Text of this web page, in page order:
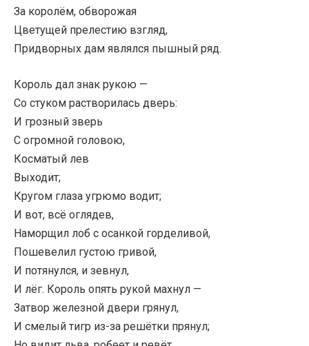
За королём, обворожая
Цветущей прелестию взгляд,
Придворных дам являлся пышный ряд.
Король дал знак рукою —
Со стуком растворилась дверь:
И грозный зверь
С огромной головою,
Косматый лев
Выходит;
Кругом глаза угрюмо водит;
И вот, всё оглядев,
Наморщил лоб с осанкой горделивой,
Пошевелил густою гривой,
И потянулся, и зевнул,
И лёг. Король опять рукой махнул —
Затвор железной двери грянул,
И смелый тигр из-за решётки прянул;